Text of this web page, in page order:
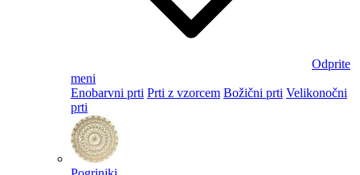
Odprite
meni
Enobarvni prti Prti z vzorcem Božični prti Velikonočni
prti​